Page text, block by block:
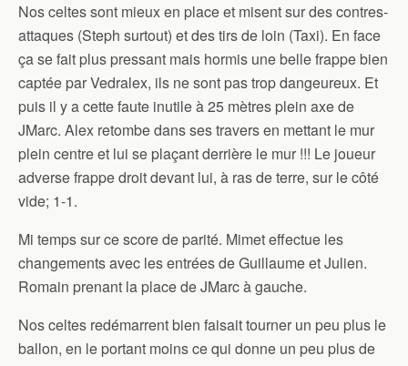
Nos celtes sont mieux en place et misent sur des contres-
attaques (Steph surtout) et des tirs de loin (Taxi). En face
ça se fait plus pressant mais hormis une belle frappe bien
captée par Vedralex, ils ne sont pas trop dangeureux. Et
puis il y a cette faute inutile à 25 mètres plein axe de
JMarc. Alex retombe dans ses travers en mettant le mur
plein centre et lui se plaçant derrière le mur !!! Le joueur
adverse frappe droit devant lui, à ras de terre, sur le côté
vide; 1-1.
Mi temps sur ce score de parité. Mimet effectue les
changements avec les entrées de Guillaume et Julien.
Romain prenant la place de JMarc à gauche.
Nos celtes redémarrent bien faisait tourner un peu plus le
ballon, en le portant moins ce qui donne un peu plus de